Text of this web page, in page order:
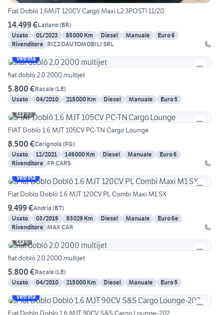
Fiat Doblò 1.6MJT 120CV Cargo Maxi L2 3POSTI 11/20
14.499 €Latiano(BR)
Usato
01/2023 85000 Km Diesel Manuale
Euro 6
Rivenditore RIZZOAUTOMOBILI SRL
Vetrina
fiat doblò 2.0 2000 multijet
5.800 €Racale(LE)
Usato
04/2010 215000 Km Diesel Manuale
Euro 5
30
FIAT Doblò 1.6 MJT 105CV PC-TN Cargo Lounge
8.500 €Cerignola (FG)
Usato
12/2021 149000 Km Diesel Manuale
Euro 6
Rivenditore FP CARS
Vetrina
Fiat Doblo Doblò 1.6 MJT 120CV PL Combi Maxi M1 SX
9.499 €Andria (BT)
Usato
03/2019 93029 Km Diesel Manuale
Euro 6e
Rivenditore MAX CAR
6
fiat doblò 2.0 2000 multijet
5.800 €Racale(LE)
Usato
04/2010 215000 Km Diesel Manuale
Euro 5
Vetrina
Fiat Doblo Doblò 1.6 MJT 90CV S&S Cargo Lounge-202